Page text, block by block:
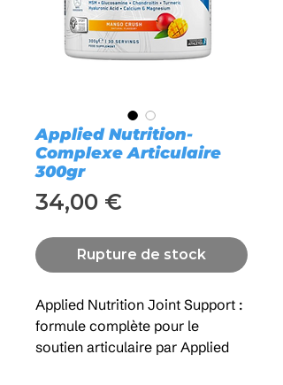
Applied Nutrition-
Complexe Articulaire
300gr
34,00 €
Rupture de stock
Applied Nutrition Joint Support :
formule complète pour le
soutien articulaire par Applied